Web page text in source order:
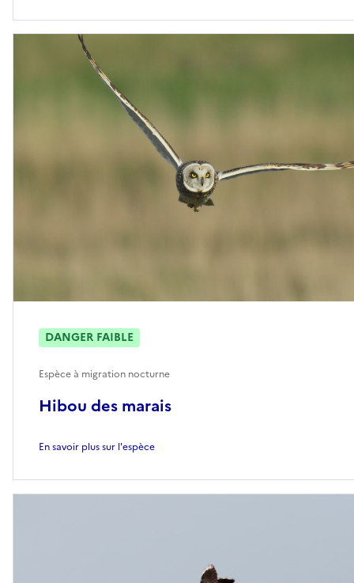
Hibou des marais
DANGER FAIBLE
Espèce à migration nocturne
En savoir plus sur l'espèce